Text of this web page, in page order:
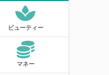
ビューティー
マネー